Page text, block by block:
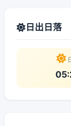
日出日落